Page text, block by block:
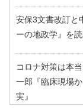
安保3文書改訂と
ーの地政学』を
コロナ対策は本
一郎『臨床現場
実』